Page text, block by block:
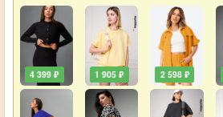
4 399 ₽ 1 905 ₽ 2 598 ₽